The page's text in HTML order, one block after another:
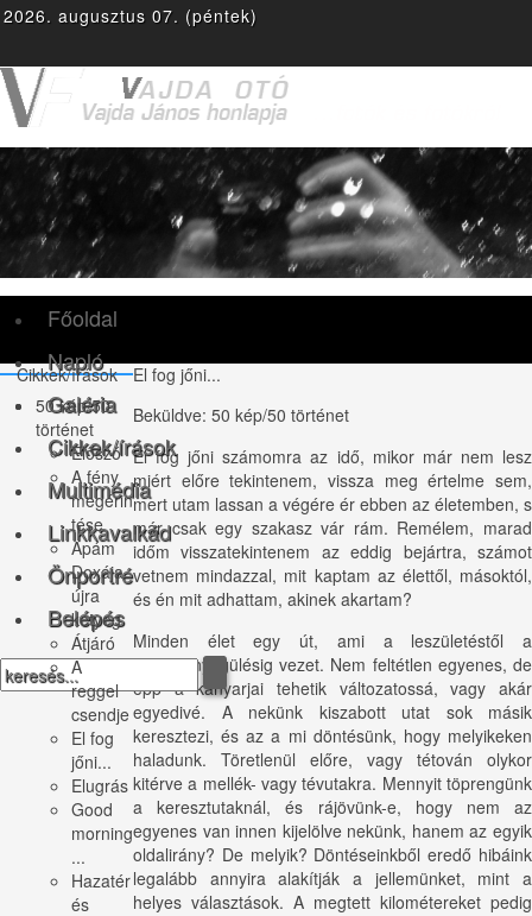
2026. augusztus 07. (péntek)
ace
boo
witte plus outu
be
ss
Főoldal
Napló
Galéria
Cikkek/írások
Multimédia
Linkkavalkád
Önportré
Belépés
El fog jőni...
Beküldve: 50 kép/50 történet
El fog jőni számomra az idő, mikor már nem lesz
miért előre tekintenem, vissza meg értelme sem,
mert utam lassan a végére ér ebben az életemben, s
már csak egy szakasz vár rám. Remélem, marad
időm visszatekintenem az eddig bejártra, számot
vetnem mindazzal, mit kaptam az élettől, másoktól,
és én mit adhattam, akinek akartam?
Minden élet egy út, ami a leszületéstől a
visszalényegülésig vezet. Nem feltétlen egyenes, de
épp a kanyarjai tehetik változatossá, vagy akár
egyedivé. A nekünk kiszabott utat sok másik
keresztezi, és az a mi döntésünk, hogy melyikeken
haladunk. Töretlenül előre, vagy tétován olykor
kitérve a mellék- vagy tévutakra. Mennyit töprengünk
a keresztutaknál, és rájövünk-e, hogy nem az
egyenes van innen kijelölve nekünk, hanem az egyik
oldalirány? De melyik? Döntéseinkből eredő hibáink
legalább annyira alakítják a jellemünket, mint a
helyes választások. A megtett kilométereket pedig
Cikkek/írások
50 kép/50
történet
Előszó
A fény
megérin
tése
Apám
Doxája
újra
ketyeg
Átjáró
A
reggel
csendje
El fog
jőni...
Elugrás
Good
morning
...
Hazatér
és